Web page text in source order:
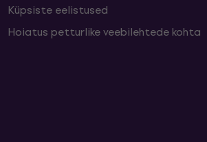
Küpsiste eelistused
Hoiatus petturlike veebilehtede kohta